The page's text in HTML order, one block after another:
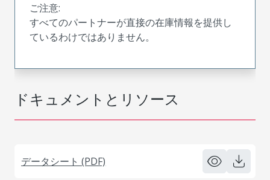
ドキュメントとリソース
データシート (PDF)
ご注意:
すべてのパートナーが直接の在庫情報を提供し
ているわけではありません。